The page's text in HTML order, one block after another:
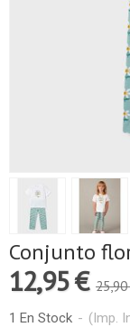
Conjunto
12,95 €
1 En Stock - (Imp.